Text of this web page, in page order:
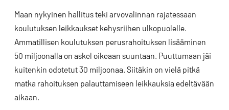
Maan nykyinen hallitus teki arvovalinnan rajatessaan
koulutuksen leikkaukset kehysriihen ulkopuolelle.
Ammatillisen koulutuksen perusrahoituksen lisääminen
50 miljoonalla on askel oikeaan suuntaan. Puuttumaan jäi
kuitenkin odotetut 30 miljoonaa. Siitäkin on vielä pitkä
matka rahoituksen palauttamiseen leikkauksia edeltävään
aikaan.